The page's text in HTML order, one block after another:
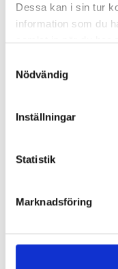
Dessa kan i sin tur
information som du
samlat in när du har
Nödvändig
Inställningar
Statistik
Marknadsföring